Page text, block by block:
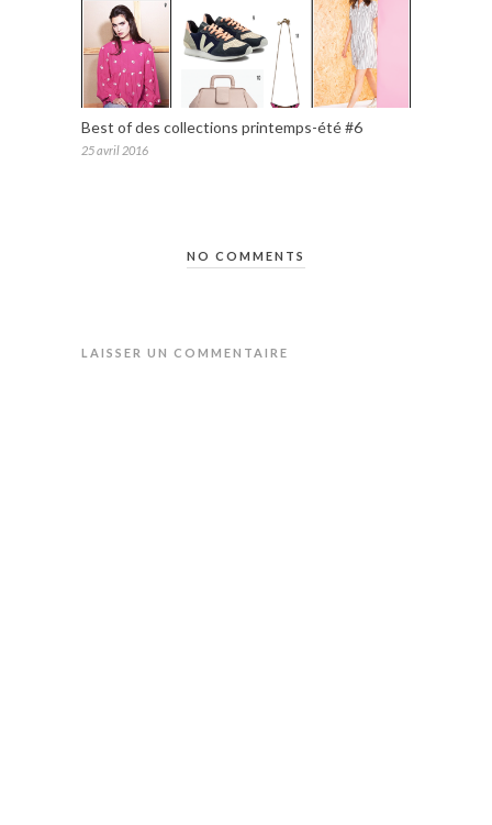
Best of des collections printemps-été #6
25 avril 2016
NO COMMENTS
LAISSER UN COMMENTAIRE